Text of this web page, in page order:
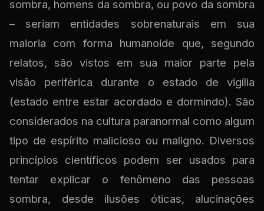
sombra, homens da sombra, ou povo da sombra
– seriam entidades sobrenaturais em sua
maioria com forma humanoide que, segundo
relatos, são vistos em sua maior parte pela
visão periférica durante o estado de vigília
(estado entre estar acordado e dormindo). São
considerados na cultura paranormal como algum
tipo de espírito malicioso ou maligno. Diversos
princípios científicos podem ser usados para
tentar explicar o fenômeno das pessoas
sombra, desde ilusões óticas, alucinações